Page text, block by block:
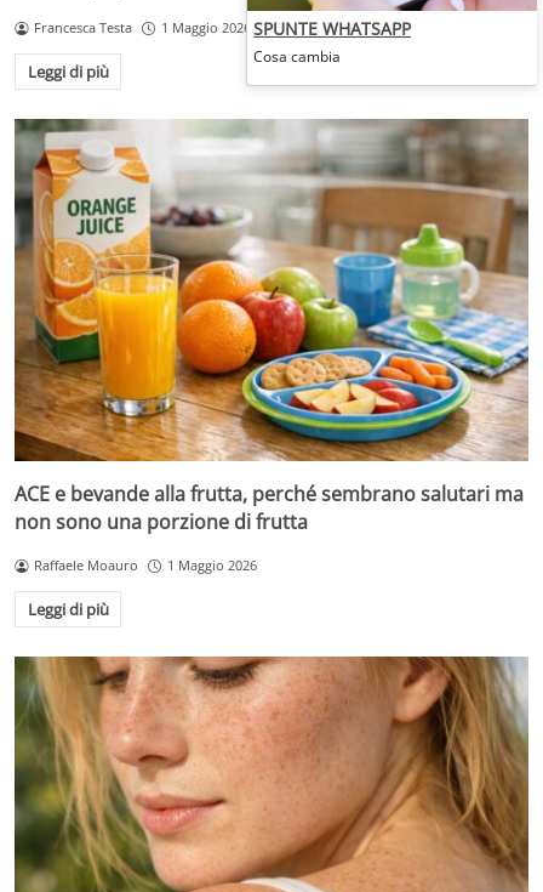
Francesca Testa 1 Maggio 2026
Leggi di più
ACE e bevande alla frutta, perché sembrano salutari ma
non sono una porzione di frutta
Raffaele Moauro 1 Maggio 2026
Leggi di più
SPUNTE WHATSAPP
Cosa cambia